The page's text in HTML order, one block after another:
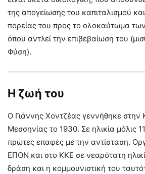
της απογείωσης του καπιταλισμού
πορείας του προς το ολοκαύτωμα
όπου αντλεί την επιβεβαίωση του
Φύση).
Η ζωή του
Ο Γιάννης Χοντζέας γεννήθηκε στην
Μεσσηνίας το 1930. Σε ηλικία μόλις
πρώτες επαφές με την αντίσταση.
ΕΠΟΝ και στο ΚΚΕ σε νεαρότατη
δράση και η κομμουνιστική του